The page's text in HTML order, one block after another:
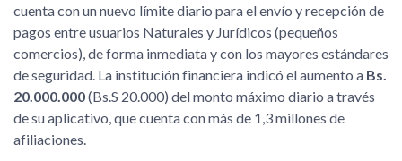
cuenta con un nuevo límite diario para el envío y recepción de
pagos entre usuarios Naturales y Jurídicos (pequeños
comercios), de forma inmediata y con los mayores estándares
de seguridad. La institución financiera indicó el aumento a Bs.
20.000.000(Bs.S 20.000) del monto máximo diario a través
de su aplicativo, que cuenta con más de 1,3 millones de
afiliaciones.